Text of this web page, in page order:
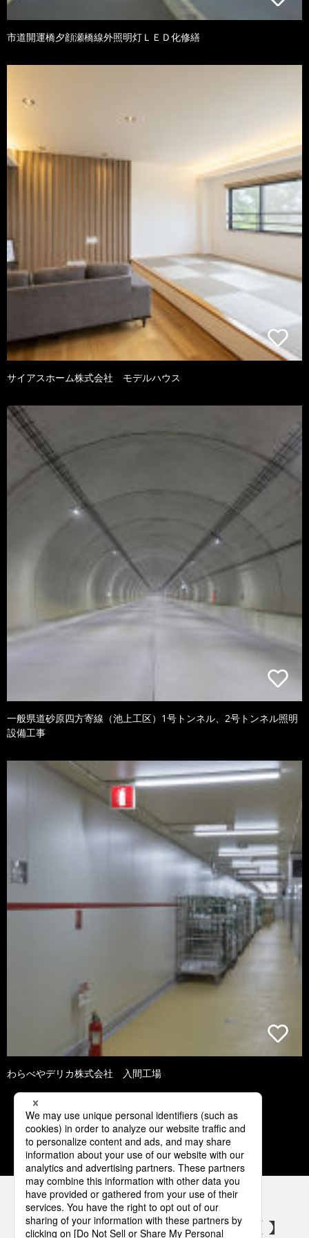
市道開運橋夕顔瀬橋線外照明灯ＬＥＤ化修繕
サイアスホーム株式会社 モデルハウス
一般県道砂原四方寄線（池上工区）1号トンネル、2号トンネル照明
設備工事
わらべやデリカ株式会社 入間工場
1 2 3 4 5
パナソニックの電気設備 SNSアカウント